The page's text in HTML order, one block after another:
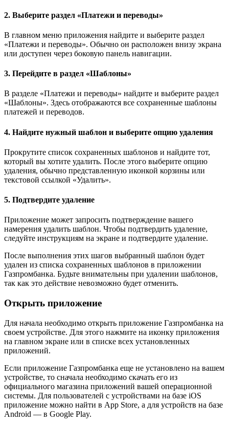
2. Выберите раздел «Платежи и переводы»
В главном меню приложения найдите и выберите раздел
«Платежи и переводы». Обычно он расположен внизу экрана
или доступен через боковую панель навигации.
3. Перейдите в раздел «Шаблоны»
В разделе «Платежи и переводы» найдите и выберите раздел
«Шаблоны». Здесь отображаются все сохраненные шаблоны
платежей и переводов.
4. Найдите нужный шаблон и выберите опцию удаления
Прокрутите список сохраненных шаблонов и найдите тот,
который вы хотите удалить. После этого выберите опцию
удаления, обычно представленную иконкой корзины или
текстовой ссылкой «Удалить».
5. Подтвердите удаление
Приложение может запросить подтверждение вашего
намерения удалить шаблон. Чтобы подтвердить удаление,
следуйте инструкциям на экране и подтвердите удаление.
После выполнения этих шагов выбранный шаблон будет
удален из списка сохраненных шаблонов в приложении
Газпромбанка. Будьте внимательны при удалении шаблонов,
так как это действие невозможно будет отменить.
Открыть приложение
Для начала необходимо открыть приложение Газпромбанка на
своем устройстве. Для этого нажмите на иконку приложения
на главном экране или в списке всех установленных
приложений.
Если приложение Газпромбанка еще не установлено на вашем
устройстве, то сначала необходимо скачать его из
официального магазина приложений вашей операционной
системы. Для пользователей с устройствами на базе iOS
приложение можно найти в App Store, а для устройств на базе
Android — в Google Play.